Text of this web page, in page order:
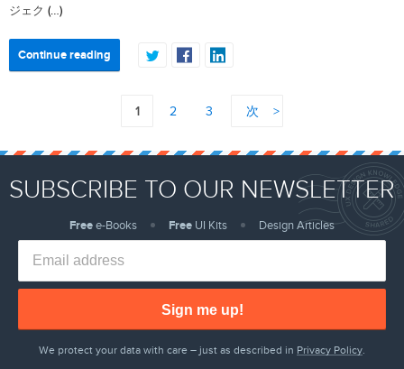
ジェク (…)
Continue reading
1 2 3 次
SUBSCRIBE TO OUR NEWSLETTER
Freee-Books Free UI Kits Design Articles
Sign me up!
We protect your data with care – just as described in Privacy Policy.